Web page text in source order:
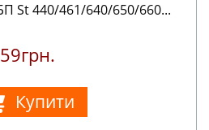
St 440/461/640/650/660...
59грн.
Купити